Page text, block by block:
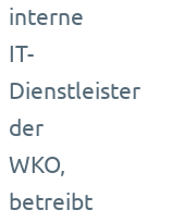
interne
IT-
Dienstleister
der
WKO,
betreibt